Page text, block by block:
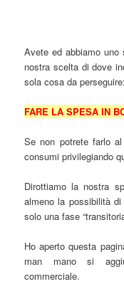
Avete ed abbiamo
nostra scelta di dove
sola cosa da perseguire:
FARE LA SPESA IN
Se non potrete farlo
consumi privilegiando
Dirottiamo la nostra
almeno la possibilità
solo una fase
Ho aperto questa
man mano si
commerciale.